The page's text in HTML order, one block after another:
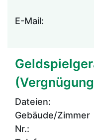
E-Mail:
Dateien:
Gebäude/Zimmer
Nr.: